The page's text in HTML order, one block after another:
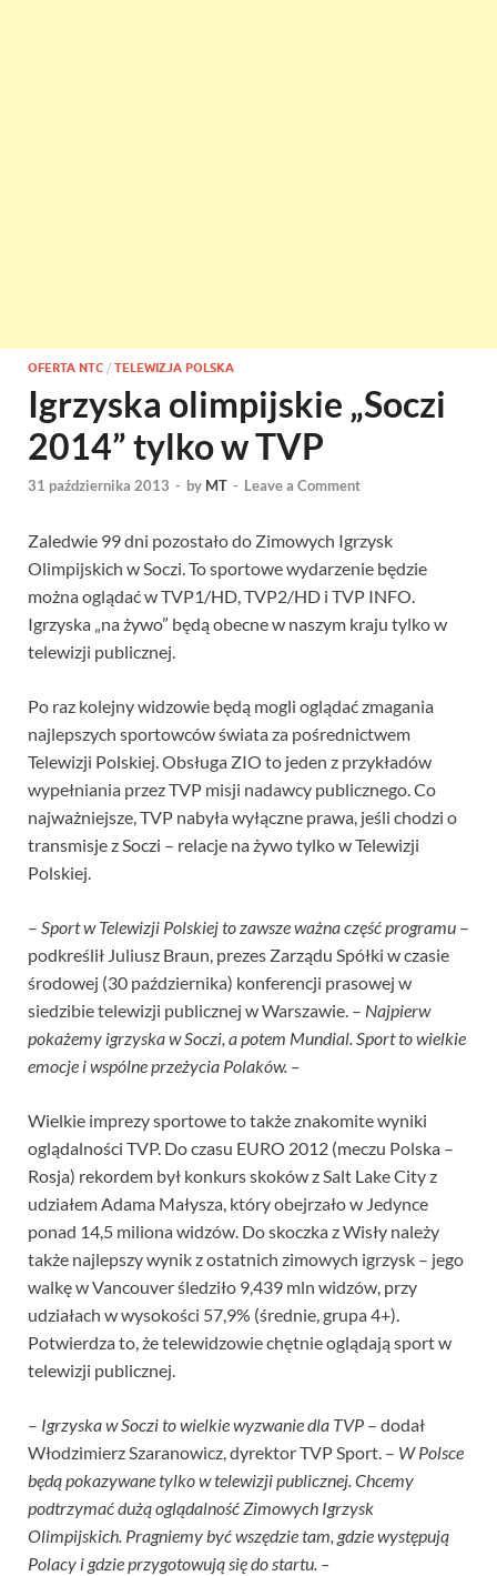
OFERTA NTC / TELEWIZJA POLSKA
Igrzyska olimpijskie „Soczi
2014” tylko w TVP
31 października 2013 - by MT - Leave a Comment
Zaledwie 99 dni pozostało do Zimowych Igrzysk
Olimpijskich w Soczi. To sportowe wydarzenie będzie
można oglądać w TVP1/HD, TVP2/HD i TVP INFO.
Igrzyska „na żywo” będą obecne w naszym kraju tylko w
telewizji publicznej.
Po raz kolejny widzowie będą mogli oglądać zmagania
najlepszych sportowców świata za pośrednictwem
Telewizji Polskiej. Obsługa ZIO to jeden z przykładów
wypełniania przez TVP misji nadawcy publicznego. Co
najważniejsze, TVP nabyła wyłączne prawa, jeśli chodzi o
transmisje z Soczi – relacje na żywo tylko w Telewizji
Polskiej.
– Sport w Telewizji Polskiej to zawsze ważna część programu –
podkreślił Juliusz Braun, prezes Zarządu Spółki w czasie
środowej (30 października) konferencji prasowej w
siedzibie telewizji publicznej w Warszawie. – Najpierw
pokażemy igrzyska w Soczi, a potem Mundial. Sport to wielkie
emocje i wspólne przeżycia Polaków. –
Wielkie imprezy sportowe to także znakomite wyniki
oglądalności TVP. Do czasu EURO 2012 (meczu Polska –
Rosja) rekordem był konkurs skoków z Salt Lake City z
udziałem Adama Małysza, który obejrzało w Jedynce
ponad 14,5 miliona widzów. Do skoczka z Wisły należy
także najlepszy wynik z ostatnich zimowych igrzysk – jego
walkę w Vancouver śledziło 9,439 mln widzów, przy
udziałach w wysokości 57,9% (średnie, grupa 4+).
Potwierdza to, że telewidzowie chętnie oglądają sport w
telewizji publicznej.
– Igrzyska w Soczi to wielkie wyzwanie dla TVP – dodał
Włodzimierz Szaranowicz, dyrektor TVP Sport. – W Polsce
będą pokazywane tylko w telewizji publicznej. Chcemy
podtrzymać dużą oglądalność Zimowych Igrzysk
Olimpijskich. Pragniemy być wszędzie tam, gdzie występują
Polacy i gdzie przygotowują się do startu. –